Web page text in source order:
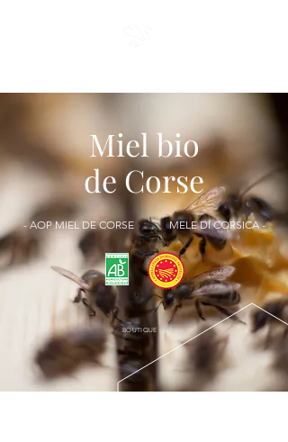
Miel bio
de Corse
- AOP MIEL DE CORSE MELE DI CORSICA -
BOUTIQUE